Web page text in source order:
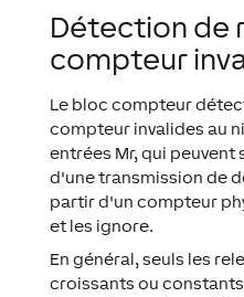
Détection de
compteur
Le bloc compteur
compteur invalides au
entrées Mr, qui peuvent
d'une transmission de
partir d'un compteur
et les ignore.
En général, seuls les
croissants ou